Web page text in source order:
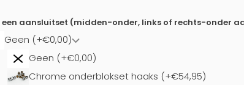
een aansluitset (midden-onder, links of rechts-onder
Geen (+€0,00)
Geen (+€0,00)
Chrome onderblokset haaks (+€54,95)